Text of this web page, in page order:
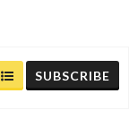
SUBSCRIBE